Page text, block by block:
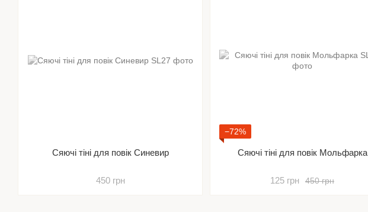
Сяючі тіні для повік Синевир
450 грн
−72%
Сяючі тіні для повік Мольфарка
450 грн
125 грн